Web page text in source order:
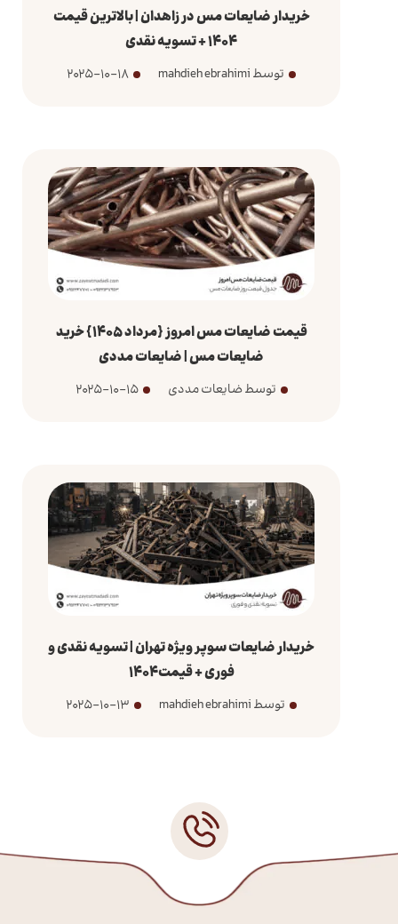
خریدار ضایعات مس در زاهدان | بالاترین قیمت
1404 + تسویه نقدی
توسط mahdieh ebrahimi 2025-10-18
قیمت ضایعات مس امروز {مرداد 1405} خرید
ضایعات مس | ضایعات مددی
توسط ضایعات مددی 2025-10-15
خریدار ضایعات سوپر ویژه تهران | تسویه نقدی و
فوری + قیمت1404
توسط mahdieh ebrahimi 2025-10-13